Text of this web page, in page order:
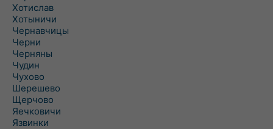
Хотислав
Хотыничи
Чернавчицы
Черни
Черняны
Чудин
Чухово
Шерешево
Щерчово
Яечковичи
Язвинки